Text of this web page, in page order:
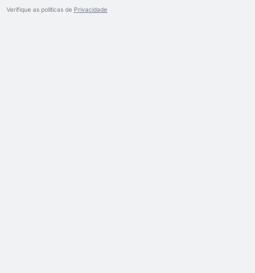
Verifique as políticas de Privacidade